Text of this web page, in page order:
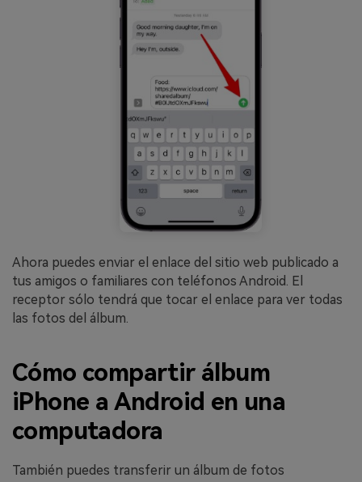
Ahora puedes enviar el enlace del sitio web publicado a
tus amigos o familiares con teléfonos Android. El
receptor sólo tendrá que tocar el enlace para ver todas
las fotos del álbum.
Cómo compartir álbum
iPhone a Android en una
computadora
También puedes transferir un álbum de fotos